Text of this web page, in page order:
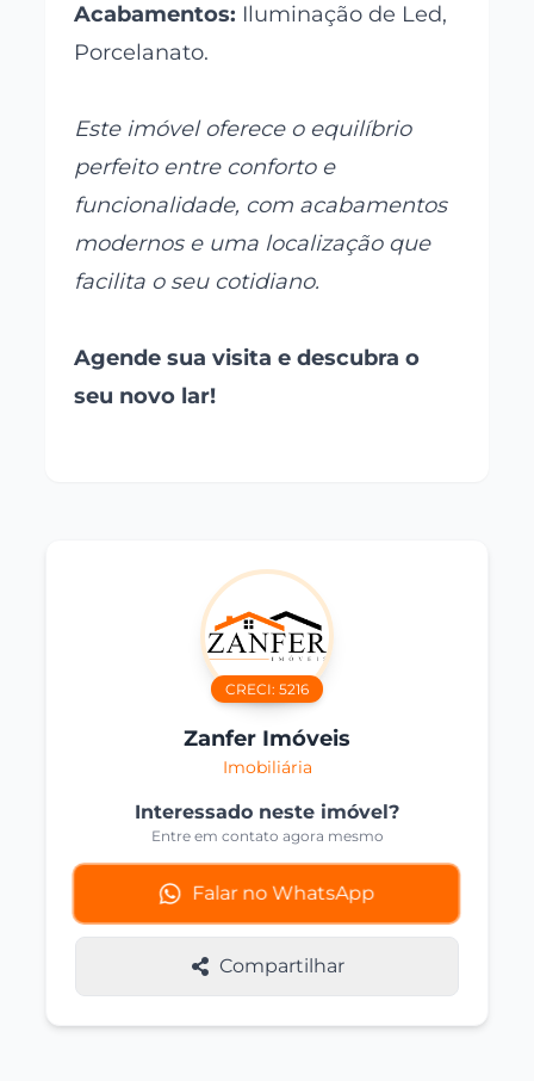
Acabamentos: Iluminação de Led,
Porcelanato.
Este imóvel oferece o equilíbrio
perfeito entre conforto e
funcionalidade, com acabamentos
modernos e uma localização que
facilita o seu cotidiano.
Agende sua visita e descubra o
seu novo lar!
CRECI: 5216
Zanfer Imóveis
Imobiliária
Interessado neste imóvel?
Entre em contato agora mesmo
Falar no WhatsApp
Compartilhar